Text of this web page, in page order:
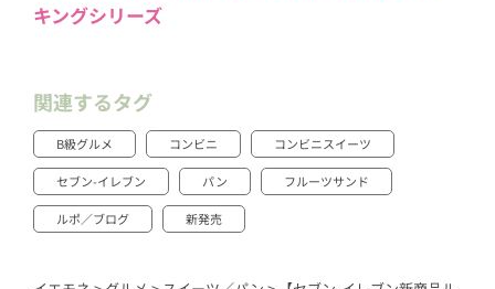
キングシリーズ
関連するタグ
B級グルメ コンビニ コンビニスイーツ
セブン-イレブン パン フルーツサンド
ルポ／ブログ 新発売